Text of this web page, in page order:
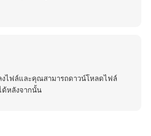
ไฟล์และคุณสามารถดาวน์โหลดไฟล์
หลังจากนั้น